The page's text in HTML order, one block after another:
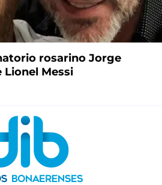
rosarino Jorge
Lionel Messi